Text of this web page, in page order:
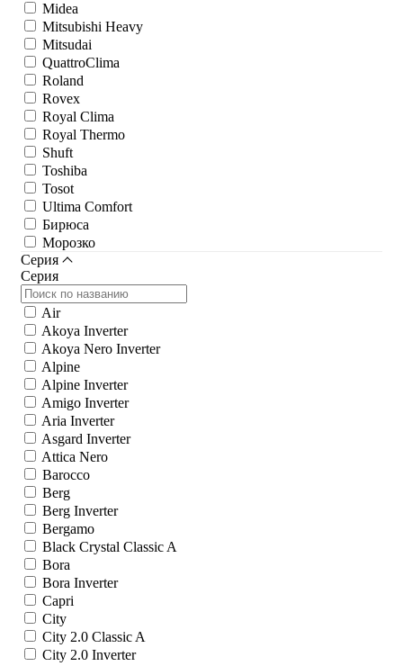
Midea
Mitsubishi Heavy
Mitsudai
QuattroClima
Roland
Rovex
Royal Clima
Royal Thermo
Shuft
Toshiba
Tosot
Ultima Comfort
Бирюса
Морозко
Серия
Серия
Air
Akoya Inverter
Akoya Nero Inverter
Alpine
Alpine Inverter
Amigo Inverter
Aria Inverter
Asgard Inverter
Attica Nero
Barocco
Berg
Berg Inverter
Bergamo
Black Crystal Classic A
Bora
Bora Inverter
Capri
City
City 2.0 Classic A
City 2.0 Inverter